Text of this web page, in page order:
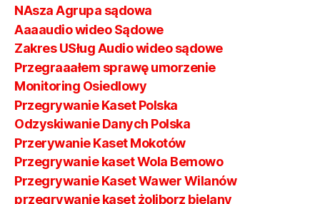
NAsza Agrupa sądowa
Aaaaudio wideo Sądowe
Zakres USług Audio wideo sądowe
Przegraaałem sprawę umorzenie
Monitoring Osiedlowy
Przegrywanie Kaset Polska
Odzyskiwanie Danych Polska
Przerywanie Kaset Mokotów
Przegrywanie kaset Wola Bemowo
Przegrywanie Kaset Wawer Wilanów
przegrywanie kaset żoliborz bielany